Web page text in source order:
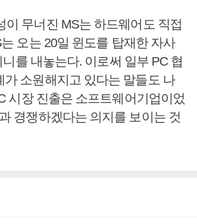
이 무너진 MS는 하드웨어도 직접
오는 20일 윈도를 탑재한 자사
를 내놓는다. 이로써 일부 PC 협
가 소원해지고 있다는 말들도 나
시장 진출은 소프트웨어기업이었
경쟁하겠다는 의지를 보이는 것